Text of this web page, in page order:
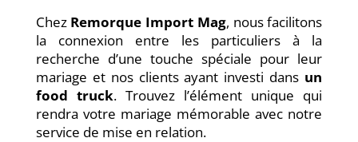
Chez Remorque Import Mag, nous facilitons
la connexion entre les particuliers à la
recherche d’une touche spéciale pour leur
mariage et nos clients ayant investi dans un
food truck. Trouvez l’élément unique qui
rendra votre mariage mémorable avec notre
service de mise en relation.